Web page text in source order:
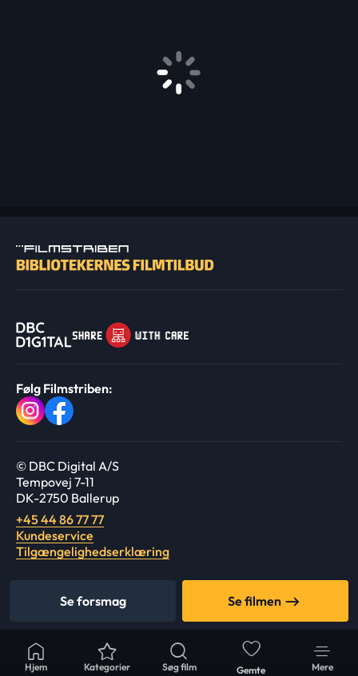
Hjem Gemte
Kategorier Søg film Mere
Se forsmag Se filmen
Følg Filmstriben:
© DBC Digital A/S
Tempovej 7-11
DK-2750 Ballerup
+45 44 86 77 77
Kundeservice
Tilgængelighedserklæring